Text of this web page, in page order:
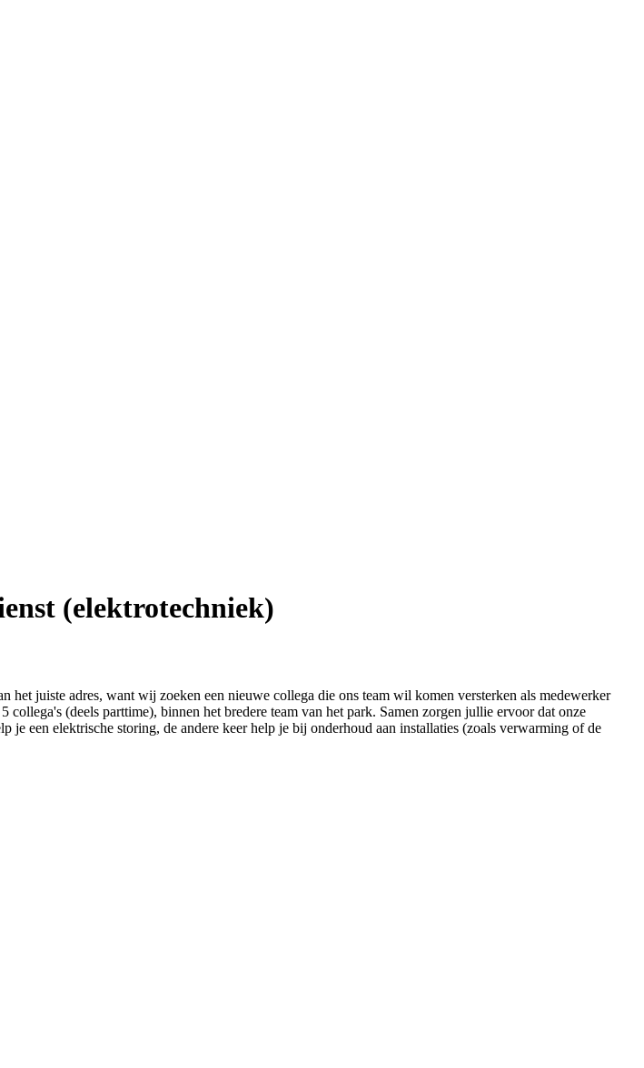
(elektrotechniek)
juiste adres, want wij zoeken een nieuwe collega die ons team wil komen versterken als medewerker
(deels parttime), binnen het bredere team van het park. Samen zorgen jullie ervoor dat onze
een elektrische storing, de andere keer help je bij onderhoud aan installaties (zoals verwarming of de